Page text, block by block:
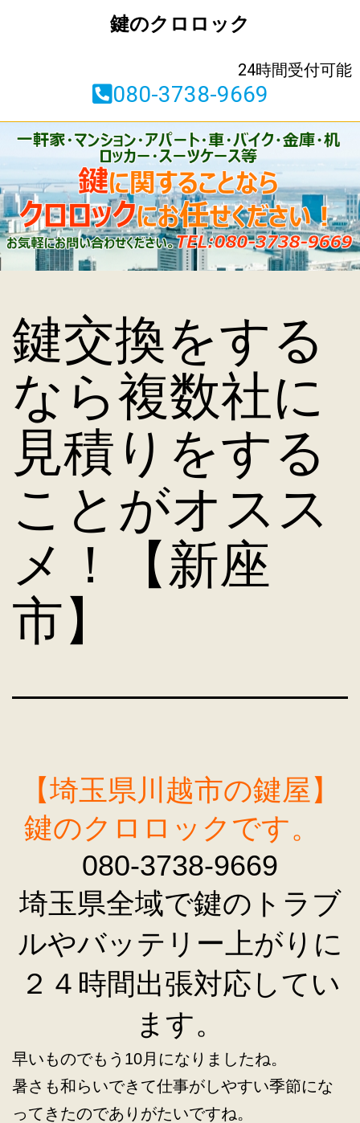
鍵のクロロック
24時間受付可能
080-3738-9669
鍵交換をする
なら複数社に
見積りをする
ことがオスス
メ！【新座
市】
【埼玉県川越市の鍵屋】
鍵のクロロックです。
080-3738-9669
埼玉県全域で鍵のトラブ
ルやバッテリー上がりに
２４時間出張対応してい
ます。
早いものでもう10月になりましたね。
暑さも和らいできて仕事がしやすい季節にな
ってきたのでありがたいですね。